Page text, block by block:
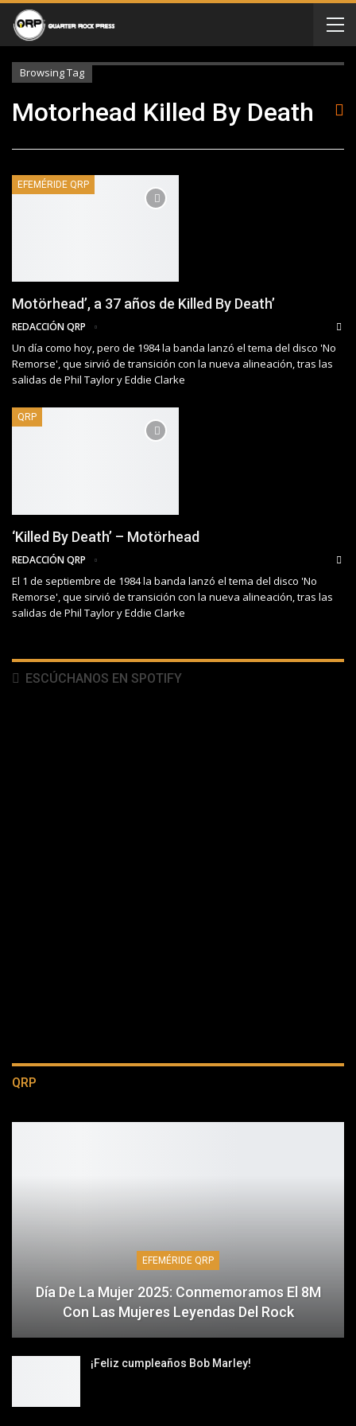
Browsing Tag
Motorhead Killed By Death
EFEMÉRIDE QRP
Motörhead’, a 37 años de Killed By Death’
REDACCIÓN QRP
Un día como hoy, pero de 1984 la banda lanzó el tema del disco 'No
Remorse', que sirvió de transición con la nueva alineación, tras las
salidas de Phil Taylor y Eddie Clarke
QRP
‘Killed By Death’ – Motörhead
REDACCIÓN QRP
El 1 de septiembre de 1984 la banda lanzó el tema del disco 'No
Remorse', que sirvió de transición con la nueva alineación, tras las
salidas de Phil Taylor y Eddie Clarke
ESCÚCHANOS EN SPOTIFY
QRP
EFEMÉRIDE QRP
Día De La Mujer 2025: Conmemoramos El 8M
Con Las Mujeres Leyendas Del Rock
¡Feliz cumpleaños Bob Marley!